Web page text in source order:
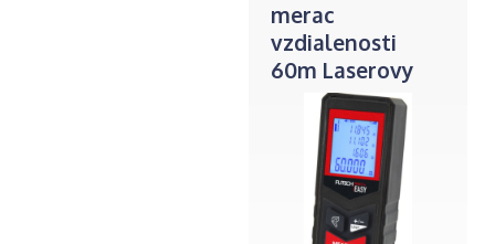
merac
vzdialenosti
60m Laserovy
DM3560Futech